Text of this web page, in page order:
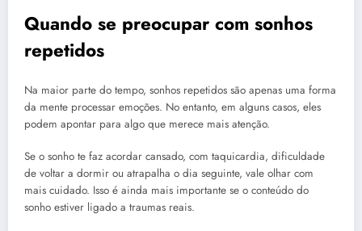
Quando se preocupar com sonhos
repetidos
Na maior parte do tempo, sonhos repetidos são apenas uma forma
da mente processar emoções. No entanto, em alguns casos, eles
podem apontar para algo que merece mais atenção.
Se o sonho te faz acordar cansado, com taquicardia, dificuldade
de voltar a dormir ou atrapalha o dia seguinte, vale olhar com
mais cuidado. Isso é ainda mais importante se o conteúdo do
sonho estiver ligado a traumas reais.